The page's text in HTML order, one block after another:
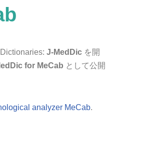
J-MedDic を開
for MeCab として公開
analyzer MeCab.